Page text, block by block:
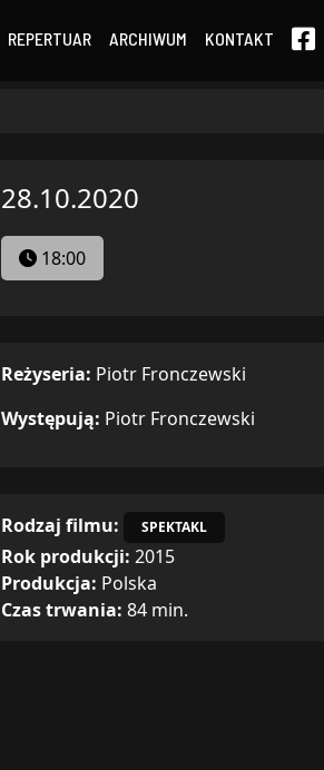
REPERTUAR ARCHIWUM KONTAKT
28.10.2020
18:00
Reżyseria: Piotr Fronczewski
Występują: Piotr Fronczewski
Rodzaj filmu: SPEKTAKL
Rok produkcji: 2015
Produkcja: Polska
Czas trwania: 84 min.